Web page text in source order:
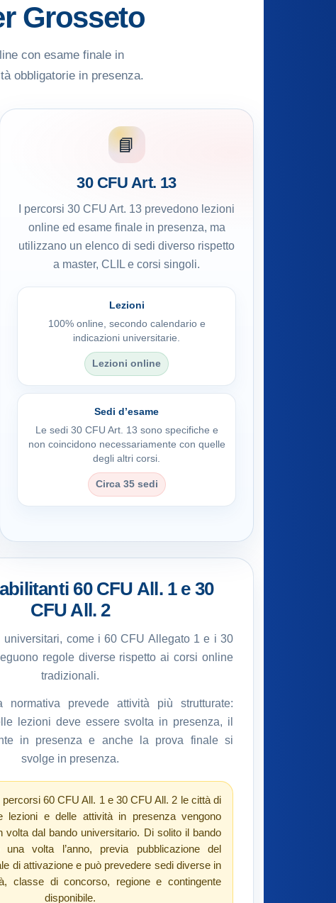
Grosseto
con esame finale in
obbligatorie in presenza.
📘
30 CFU Art. 13
I percorsi 30 CFU Art. 13 prevedono lezioni
online ed esame finale in presenza, ma
utilizzano un elenco di sedi diverso rispetto
a master, CLIL e corsi singoli.
Lezioni
100% online, secondo calendario e
indicazioni universitarie.
Lezioni online
Sedi d’esame
Le sedi 30 CFU Art. 13 sono specifiche e
non coincidono necessariamente con quelle
degli altri corsi.
Circa 35 sedi
60 CFU All. 1 e 30
CFU All. 2
universitari, come i 60 CFU Allegato 1 e i 30
regole diverse rispetto ai corsi online
tradizionali.
normativa prevede attività più strutturate:
lezioni deve essere svolta in presenza, il
in presenza e anche la prova finale si
svolge in presenza.
percorsi 60 CFU All. 1 e 30 CFU All. 2 le città di
lezioni e delle attività in presenza vengono
volta dal bando universitario. Di solito il bando
una volta l’anno, previa pubblicazione del
di attivazione e può prevedere sedi diverse in
classe di concorso, regione e contingente
disponibile.